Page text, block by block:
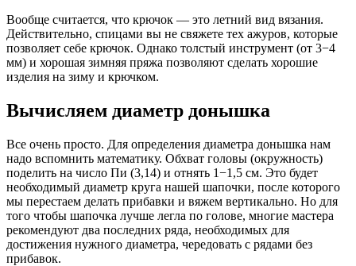
Вообще считается, что крючок — это летний вид вязания.
Действительно, спицами вы не свяжете тех ажуров, которые
позволяет себе крючок. Однако толстый инструмент (от 3−4
мм) и хорошая зимняя пряжа позволяют сделать хорошие
изделия на зиму и крючком.
Вычисляем диаметр донышка
Все очень просто. Для определения диаметра донышка нам
надо вспомнить математику. Обхват головы (окружность)
поделить на число Пи (3,14) и отнять 1−1,5 см. Это будет
необходимый диаметр круга нашей шапочки, после которого
мы перестаем делать прибавки и вяжем вертикально. Но для
того чтобы шапочка лучше легла по голове, многие мастера
рекомендуют два последних ряда, необходимых для
достижения нужного диаметра, чередовать с рядами без
прибавок.